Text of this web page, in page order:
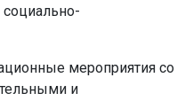
мероприятия со
и